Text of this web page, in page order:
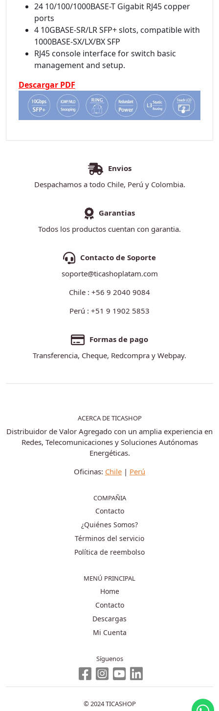
24 10/100/1000BASE-T Gigabit RJ45 copper
ports
4 10GBASE-SR/LR SFP+ slots, compatible with
1000BASE-SX/LX/BX SFP
RJ45 console interface for switch basic
management and setup.
Descargar PDF
Envios
Despachamos a todo Chile, Perú y Colombia.
Garantias
Todos los productos cuentan con garantia.
Contacto de Soporte
soporte@ticashoplatam.com
Chile : +56 9 2040 9084
Perú : +51 9 1902 5853
Formas de pago
Transferencia, Cheque, Redcompra y Webpay.
ACERCA DE TICASHOP
Distribuidor de Valor Agregado con un amplia experiencia en
Redes, Telecomunicaciones y Soluciones Autónomas
Energéticas.
Oficinas: Chile | Perú
COMPAÑIA
Contacto
¿Quiénes Somos?
Términos del servicio
Política de reembolso
MENÚ PRINCIPAL
Home
Contacto
Descargas
Mi Cuenta
Síguenos
© 2024 TICASHOP